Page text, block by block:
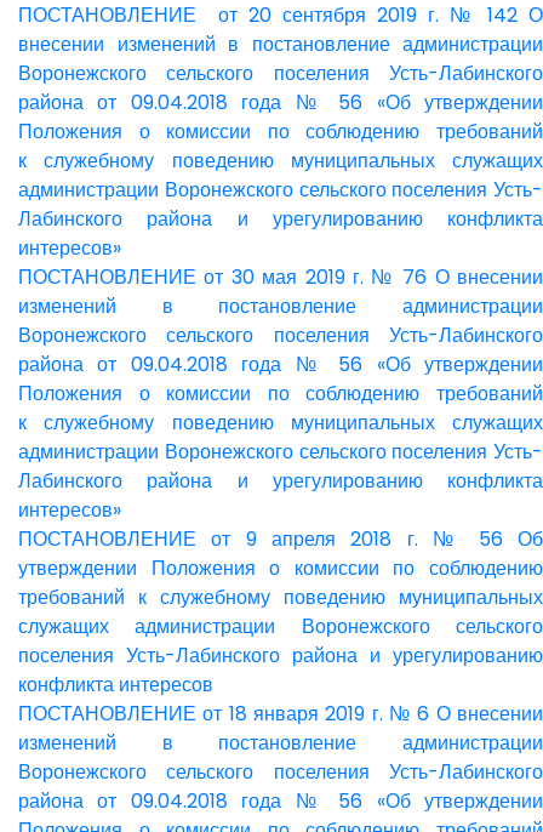
ПОСТАНОВЛЕНИЕ от 20 сентября 2019 г. № 142 О
внесении изменений в постановление администрации
Воронежского сельского поселения Усть-Лабинского
района от 09.04.2018 года № 56 «Об утверждении
Положения о комиссии по соблюдению требований
к служебному поведению муниципальных служащих
администрации Воронежского сельского поселения Усть-
Лабинского района и урегулированию конфликта
интересов»
ПОСТАНОВЛЕНИЕ от 30 мая 2019 г. № 76 О внесении
изменений в постановление администрации
Воронежского сельского поселения Усть-Лабинского
района от 09.04.2018 года № 56 «Об утверждении
Положения о комиссии по соблюдению требований
к служебному поведению муниципальных служащих
администрации Воронежского сельского поселения Усть-
Лабинского района и урегулированию конфликта
интересов»
ПОСТАНОВЛЕНИЕ от 9 апреля 2018 г. № 56 Об
утверждении Положения о комиссии по соблюдению
требований к служебному поведению муниципальных
служащих администрации Воронежского сельского
поселения Усть-Лабинского района и урегулированию
конфликта интересов
ПОСТАНОВЛЕНИЕ от 18 января 2019 г. № 6 О внесении
изменений в постановление администрации
Воронежского сельского поселения Усть-Лабинского
района от 09.04.2018 года № 56 «Об утверждении